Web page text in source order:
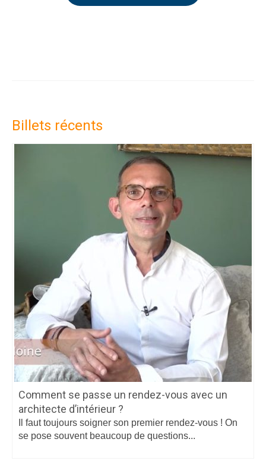
Billets récents
Comment se passe un rendez-vous avec un
architecte d’intérieur ?
Il faut toujours soigner son premier rendez-vous ! On
se pose souvent beaucoup de questions...